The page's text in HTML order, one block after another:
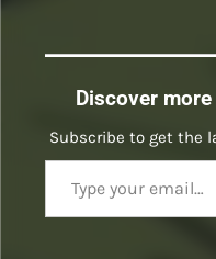
Discover
Subscribe to get the
Type your email…